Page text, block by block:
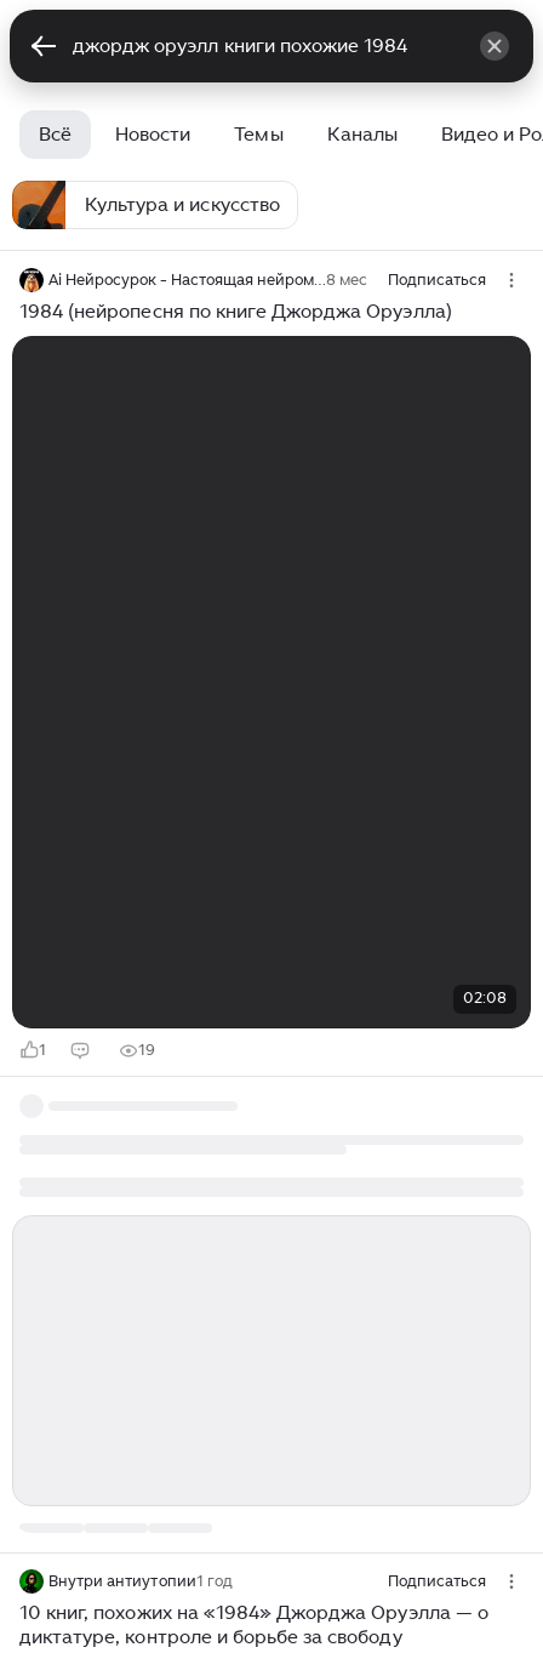
Всё Новости Темы Каналы Видео и
Культура и искусство
Ai Нейросурок - Настоящая нейромузыка!8 мес Подписаться
1984 (нейропесня по книге Джорджа Оруэлла)
02:08
1 19
Внутри антиутопии1 год Подписаться
10 книг, похожих на «1984» Джорджа Оруэлла — о
диктатуре, контроле и борьбе за свободу